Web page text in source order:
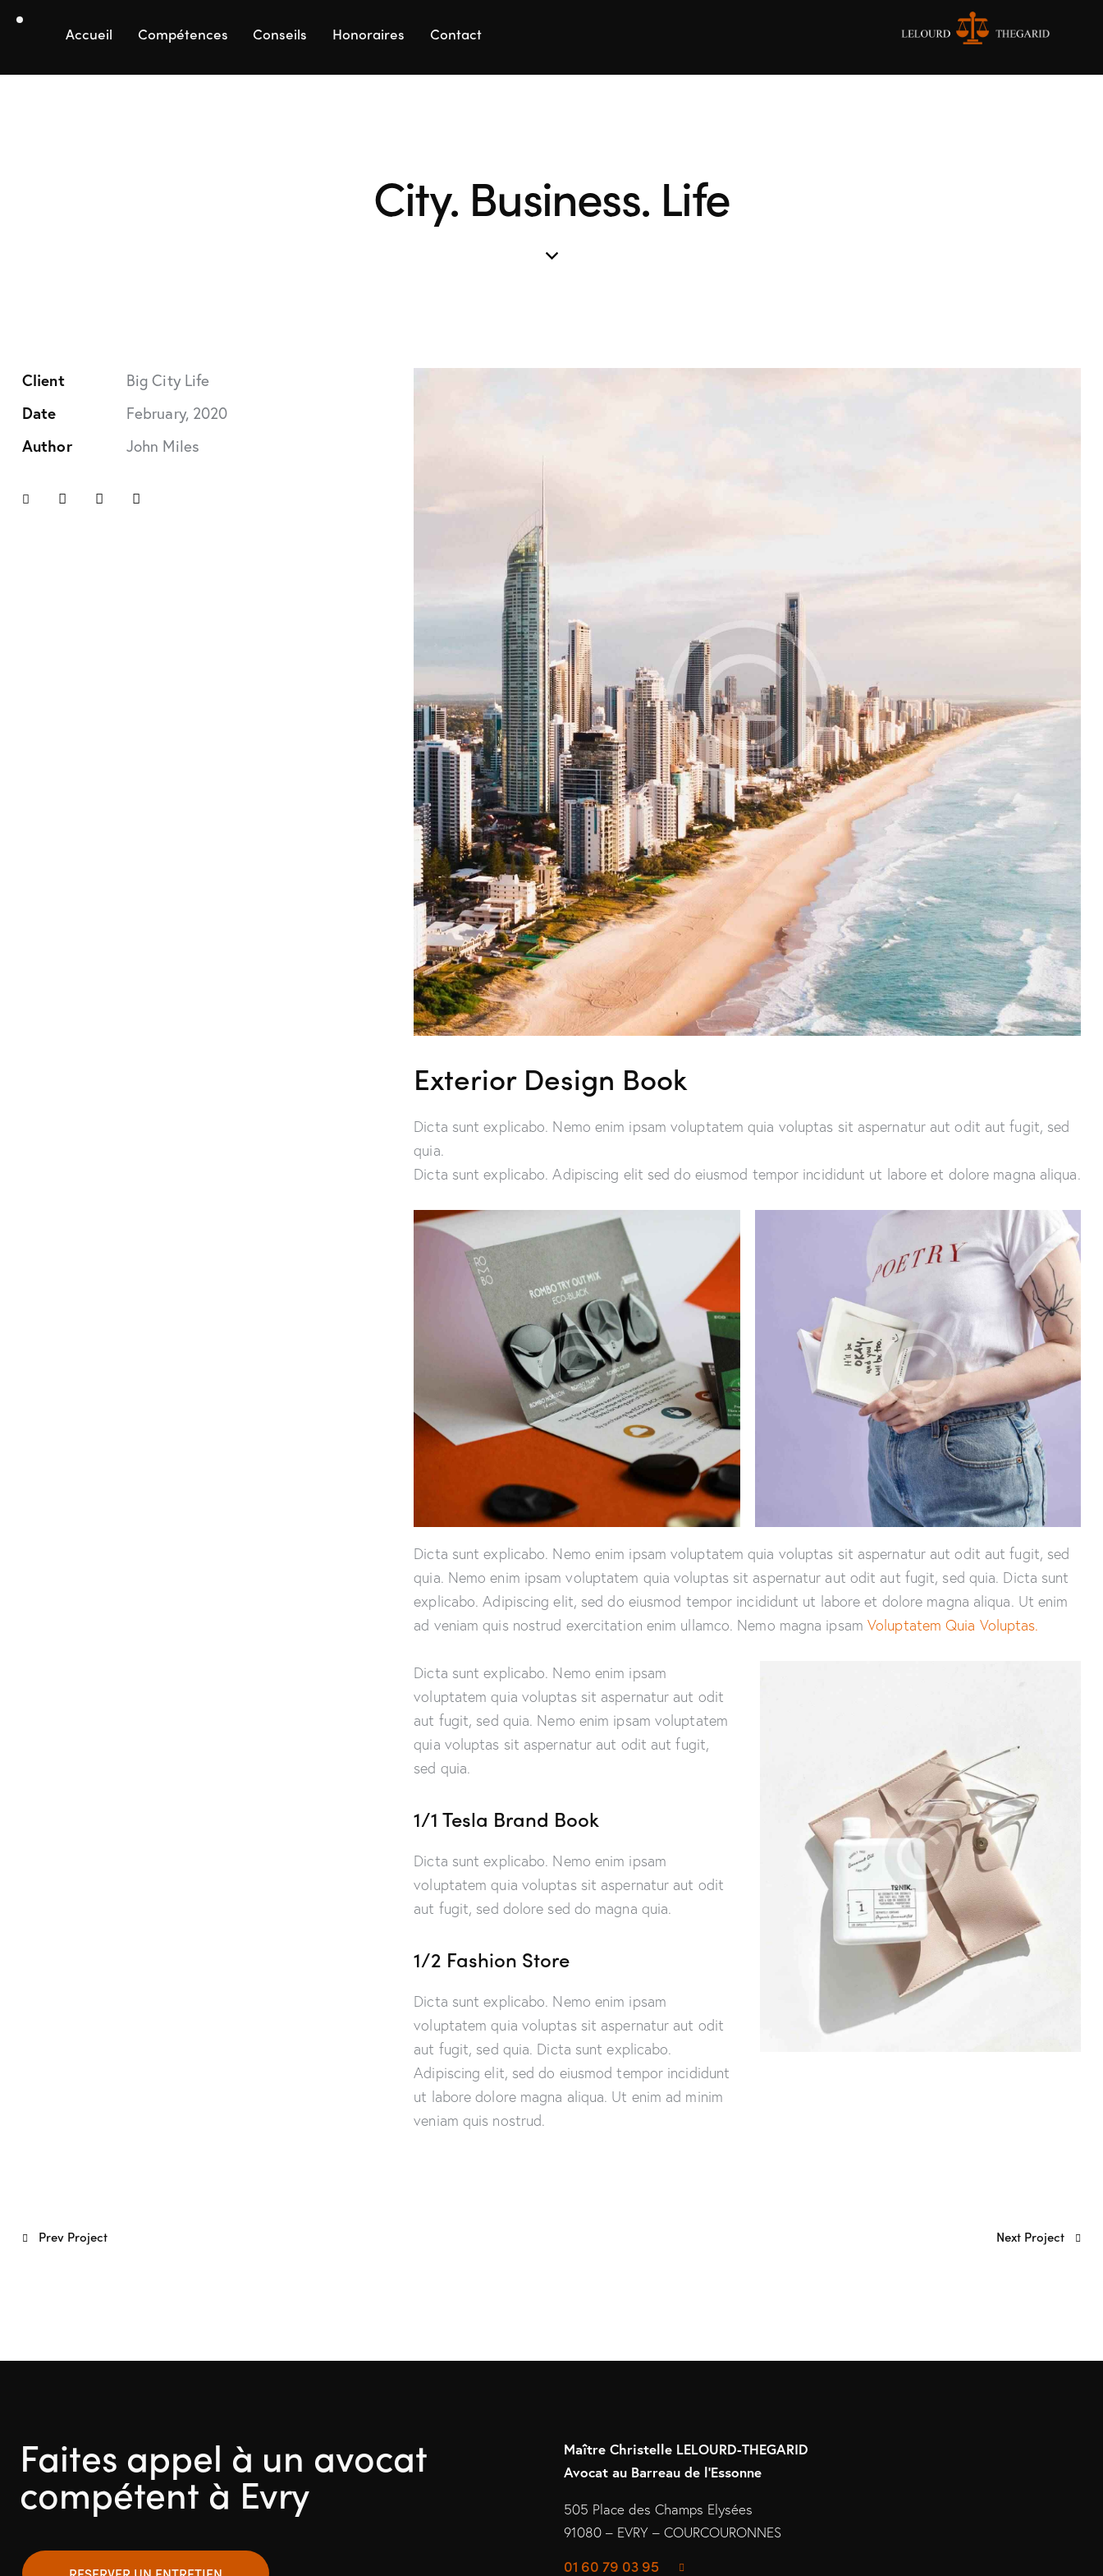
Accueil Compétences Conseils Honoraires Contact
City. Business. Life
Client
Big City Life
Date
February, 2020
Author
John Miles
Exterior Design Book
Dicta sunt explicabo. Nemo enim ipsam voluptatem quia voluptas sit aspernatur aut odit aut fugit, sed
quia.
Dicta sunt explicabo. Adipiscing elit sed do eiusmod tempor incididunt ut labore et dolore magna aliqua.
Dicta sunt explicabo. Nemo enim ipsam voluptatem quia voluptas sit aspernatur aut odit aut fugit, sed
quia. Nemo enim ipsam voluptatem quia voluptas sit aspernatur aut odit aut fugit, sed quia. Dicta sunt
explicabo. Adipiscing elit, sed do eiusmod tempor incididunt ut labore et dolore magna aliqua. Ut enim
ad veniam quis nostrud exercitation enim ullamco. Nemo magna ipsam Voluptatem Quia Voluptas.
Dicta sunt explicabo. Nemo enim ipsam
voluptatem quia voluptas sit aspernatur aut odit
aut fugit, sed quia. Nemo enim ipsam voluptatem
quia voluptas sit aspernatur aut odit aut fugit,
sed quia.
1/1 Tesla Brand Book
Dicta sunt explicabo. Nemo enim ipsam
voluptatem quia voluptas sit aspernatur aut odit
aut fugit, sed dolore sed do magna quia.
1/2 Fashion Store
Dicta sunt explicabo. Nemo enim ipsam
voluptatem quia voluptas sit aspernatur aut odit
aut fugit, sed quia. Dicta sunt explicabo.
Adipiscing elit, sed do eiusmod tempor incididunt
ut labore dolore magna aliqua. Ut enim ad minim
veniam quis nostrud.
Prev Project Next Project
Faites appel à un avocat
compétent à Evry
Maître Christelle LELOURD-THEGARID
Avocat au Barreau de l’Essonne
505 Place des Champs Elysées
91080 – EVRY – COURCOURONNES
01 60 79 03 95